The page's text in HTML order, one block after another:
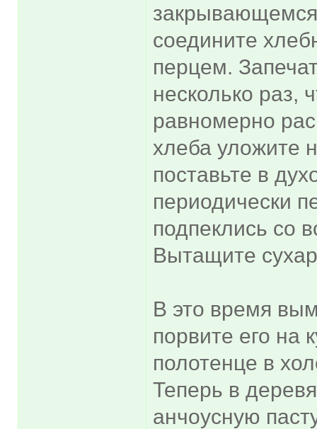
соедините
перцем.
несколько раз,
равномерно
хлеба уложите
поставьте в
периодически
подпеклись со
Вытащите
В это время
порвите его на
полотенце в
Теперь в
анчоусную